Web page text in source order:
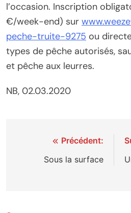
l’occasion. Inscription
€/week-end) sur
peche-truite-9275 ou
types de pêche autorisés,
et pêche aux leurres.
NB, 02.03.2020
NavigationPrécédent:
Sous la surface